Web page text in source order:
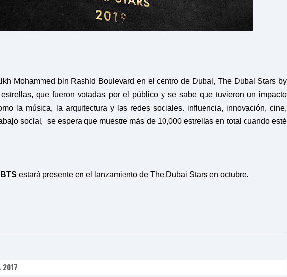
Mohammed bin Rashid Boulevard en el centro de Dubai, The Dubai Stars by
que fueron votadas por el público y se sabe que tuvieron un impacto
la música, la arquitectura y las redes sociales. influencia, innovación, cine,
social, se espera que muestre más de 10,000 estrellas en total cuando esté
BTS estará presente en el lanzamiento de The Dubai Stars en octubre.
2017